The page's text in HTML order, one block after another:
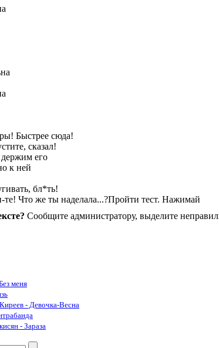
Быстрее сюда!
сказал!
его
к ней
бл*ть!
Что же ты наделала...?Пройти тест. Нажимай
Сообщите администратору, выделите
меня
- Девочка-Весна
- Зараза